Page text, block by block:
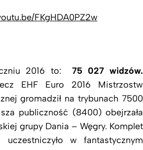
FKgHDA0PZ2w
2016 to: 75 027 widzów.
EHF Euro 2016 Mistrzostw
gromadził na trybunach 7500
publiczność (8400) obejrzała
grupy Dania – Węgry. Komplet
w fantastycznym